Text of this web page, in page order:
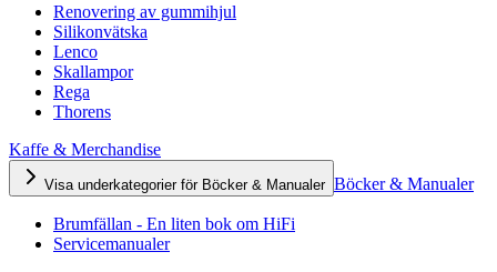
Renovering av gummihjul
Silikonvätska
Lenco
Skallampor
Rega
Thorens
Kaffe & Merchandise
Visa underkategorier för Böcker & Manualer Böcker & Manualer
Brumfällan - En liten bok om HiFi
Servicemanualer